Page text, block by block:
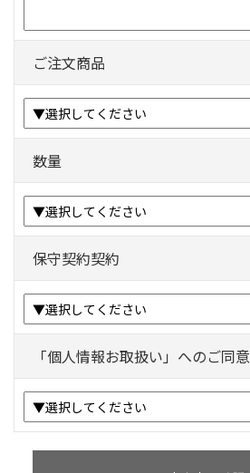
ご注文商品
数量
保守契約契約
「個人情報お取扱い」へのご同意